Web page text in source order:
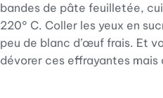
bandes de pâte feuilletée,
220° C. Coller les yeux en
peu de blanc d’œuf frais. Et
dévorer ces effrayantes mais